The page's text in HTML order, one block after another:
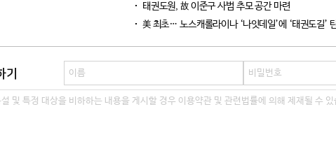
태권도원, 故 이준구 사범 추모 공간 마련
美 최초… 노스캐롤라이나 ‘나잇데일’에 ‘태권도길’
기